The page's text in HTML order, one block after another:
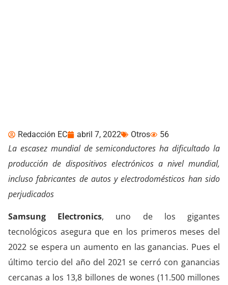
Redacción EC abril 7, 2022 Otros 56
La escasez mundial de semiconductores ha dificultado la
producción de dispositivos electrónicos a nivel mundial,
incluso fabricantes de autos y electrodomésticos han sido
perjudicados
Samsung Electronics, uno de los gigantes
tecnológicos asegura que en los primeros meses del
2022 se espera un aumento en las ganancias. Pues el
último tercio del año del 2021 se cerró con ganancias
cercanas a los 13,8 billones de wones (11.500 millones